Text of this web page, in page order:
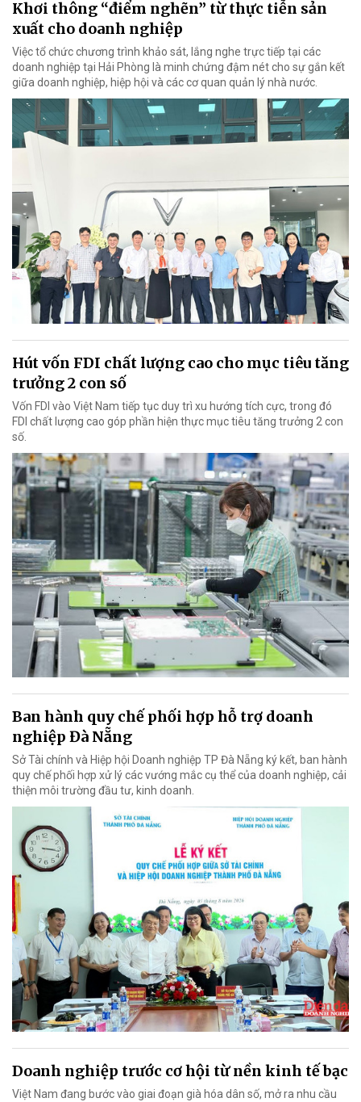
Khơi thông “điểm nghẽn” từ thực tiễn sản
xuất cho doanh nghiệp
Việc tổ chức chương trình khảo sát, lắng nghe trực tiếp tại các
doanh nghiệp tại Hải Phòng là minh chứng đậm nét cho sự gắn kết
giữa doanh nghiệp, hiệp hội và các cơ quan quản lý nhà nước.
Hút vốn FDI chất lượng cao cho mục tiêu tăng
trưởng 2 con số
Vốn FDI vào Việt Nam tiếp tục duy trì xu hướng tích cực, trong đó
FDI chất lượng cao góp phần hiện thực mục tiêu tăng trưởng 2 con
số.
Ban hành quy chế phối hợp hỗ trợ doanh
nghiệp Đà Nẵng
Sở Tài chính và Hiệp hội Doanh nghiệp TP Đà Nẵng ký kết, ban hành
quy chế phối hợp xử lý các vướng mắc cụ thể của doanh nghiệp, cải
thiện môi trường đầu tư, kinh doanh.
Doanh nghiệp trước cơ hội từ nền kinh tế bạc
Việt Nam đang bước vào giai đoạn già hóa dân số, mở ra nhu cầu